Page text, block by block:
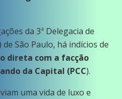
da 3ª Delegacia de
São Paulo, há indícios de
direta com a facção
da Capital (PCC).
uma vida de luxo e